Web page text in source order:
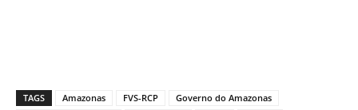
TAGS Amazonas FVS-RCP
Governo do Amazonas